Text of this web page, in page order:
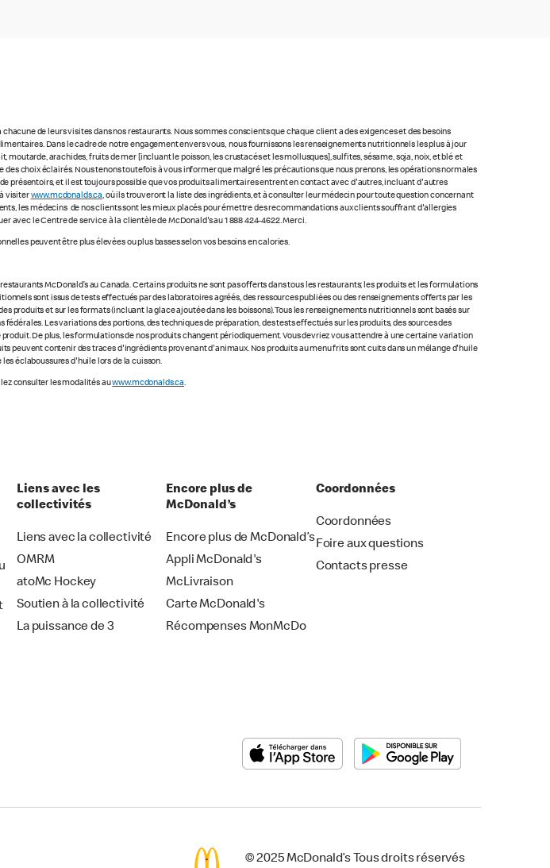
de leurs visites dans nos restaurants. Nous sommes conscients que chaque client a des exigences et des besoins
Dans le cadre de notre engagement envers vous, nous fournissons les renseignements nutritionnels les plus à jour
arachides, fruits de mer [incluant le poisson, les crustacés et les mollusques], sulfites, sésame, soja, noix, et blé et
choix éclairés. Nous tenons toutefois à vous informer que malgré les précautions que nous prenons, les opérations normales
présentoirs, et il est toujours possible que vos produits alimentaires entrent en contact avec d'autres, incluant d'autres
visiterwww.mcdonalds.ca, où ils trouveront la liste des ingrédients, et à consulter leur médecin pour toute question concernant
les médecins de nos clients sont les mieux placés pour émettre des recommandations aux clients souffrant d'allergies
avec le Centre de service à la clientèle de McDonald's au 1 888 424-4622. Merci.
peuvent être plus élevées ou plus basses selon vos besoins en calories.
McDonald’s au Canada. Certains produits ne sont pas offerts dans tous les restaurants; les produits et les formulations
sont issus de tests effectués par des laboratoires agréés, des ressources publiées ou des renseignements offerts par les
produits et sur les formats (incluant la glace ajoutée dans les boissons). Tous les renseignements nutritionnels sont basés sur
Les variations des portions, des techniques de préparation, des tests effectués sur les produits, des sources des
De plus, les formulations de nos produits changent périodiquement. Vous devriez vous attendre à une certaine variation
peuvent contenir des traces d'ingrédients provenant d'animaux. Nos produits au menu frits sont cuits dans un mélange d'huile
éclaboussures d'huile lors de la cuisson.
consulter les modalités auwww.mcdonalds.ca.
Liens avec les
collectivités
Liens avec la collectivité
OMRM
atoMc Hockey
Soutien à la collectivité
La puissance de 3
Encore plus de
McDonald’s
Encore plus de McDonald’s
Appli McDonald's
McLivraison
Carte McDonald's
Récompenses MonMcDo
Coordonnées
Coordonnées
Foire aux questions
Contacts presse
© 2025 McDonald’s Tous droits réservés